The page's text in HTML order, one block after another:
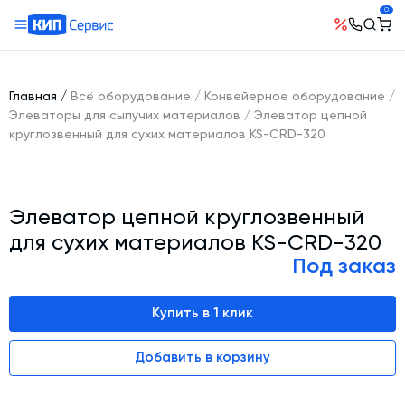
0
Бетонные заводы (БСУ, РБУ)
Бетоносмесители
Гибкие шнеки для сыпучих материалов
Конвейерное оборудование
Силосы для цемента и обвязка
Растариватели Биг-Бегов
География поставок
Руководство
Сотрудничество
История компании
Ответы на вопросы
Контакты
Главная / Всё оборудование / Конвейерное оборудование /
Элеваторы для сыпучих материалов / Элеватор цепной
круглозвенный для сухих материалов KS-CRD-320
Элеватор цепной круглозвенный
для сухих материалов KS-CRD-320
Под заказ
Купить в 1 клик
Добавить в корзину